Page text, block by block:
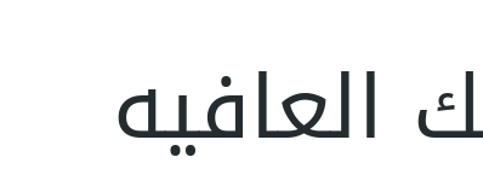
العافيه